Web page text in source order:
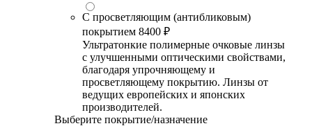
С просветляющим (антибликовым)
покрытием 8400 ₽
Ультратонкие полимерные очковые линзы
с улучшенными оптическими свойствами,
благодаря упрочняющему и
просветляющему покрытию. Линзы от
ведущих европейских и японских
производителей.
Выберите покрытие/назначение